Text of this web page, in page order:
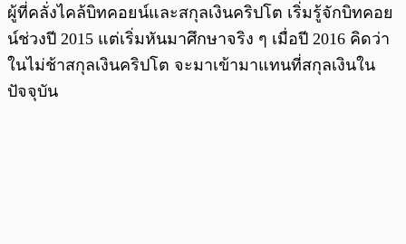
ผู้ที่คลั่งไคล้บิทคอยน์และสกุลเงินคริปโต เริ่มรู้จักบิทคอย
น์ช่วงปี 2015 แต่เริ่มหันมาศึกษาจริง ๆ เมื่อปี 2016 คิดว่า
ในไม่ช้าสกุลเงินคริปโต จะมาเข้ามาแทนที่สกุลเงินใน
ปัจจุบัน